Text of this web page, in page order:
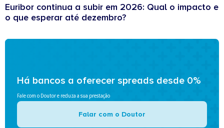
Euribor continua a subir em 2026: Qual o impacto e
o que esperar até dezembro?
Há bancos a oferecer spreads desde 0%
Fale com o Doutor e reduza a sua prestação
Falar com o Doutor